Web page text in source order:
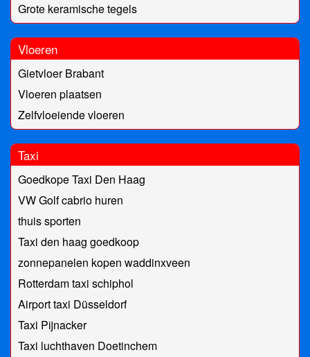
Grote keramische tegels
Vloeren
Gietvloer Brabant
Vloeren plaatsen
Zelfvloeiende vloeren
Taxi
Goedkope Taxi Den Haag
VW Golf cabrio huren
thuis sporten
Taxi den haag goedkoop
zonnepanelen kopen waddinxveen
Rotterdam taxi schiphol
Airport taxi Düsseldorf
Taxi Pijnacker
Taxi luchthaven Doetinchem